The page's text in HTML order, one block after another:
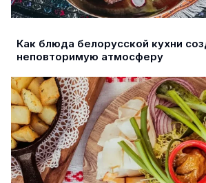
Как блюда белорусской кухни
неповторимую атмосферу